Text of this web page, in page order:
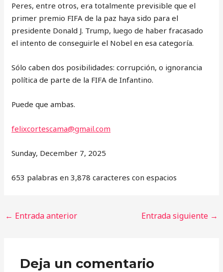
Peres, entre otros, era totalmente previsible que el
primer premio FIFA de la paz haya sido para el
presidente Donald J. Trump, luego de haber fracasado
el intento de conseguirle el Nobel en esa categoría.
Sólo caben dos posibilidades: corrupción, o ignorancia
política de parte de la FIFA de Infantino.
Puede que ambas.
felixcortescama@gmail.com
Sunday, December 7, 2025
653 palabras en 3,878 caracteres con espacios
← Entrada anterior Entrada siguiente →
Deja un comentario